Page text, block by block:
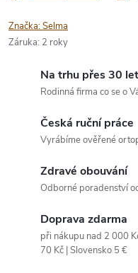
Značka:Selma
Záruka: 2 roky
Na trhu přes 30 let
Rodinná firma co se o
Česká ruční práce
Vyrábíme ověřené
Zdravé obouvání
Odborné poradenství
Doprava zdarma
při nákupu nad 2 000
70 Kč | Slovensko 5 €